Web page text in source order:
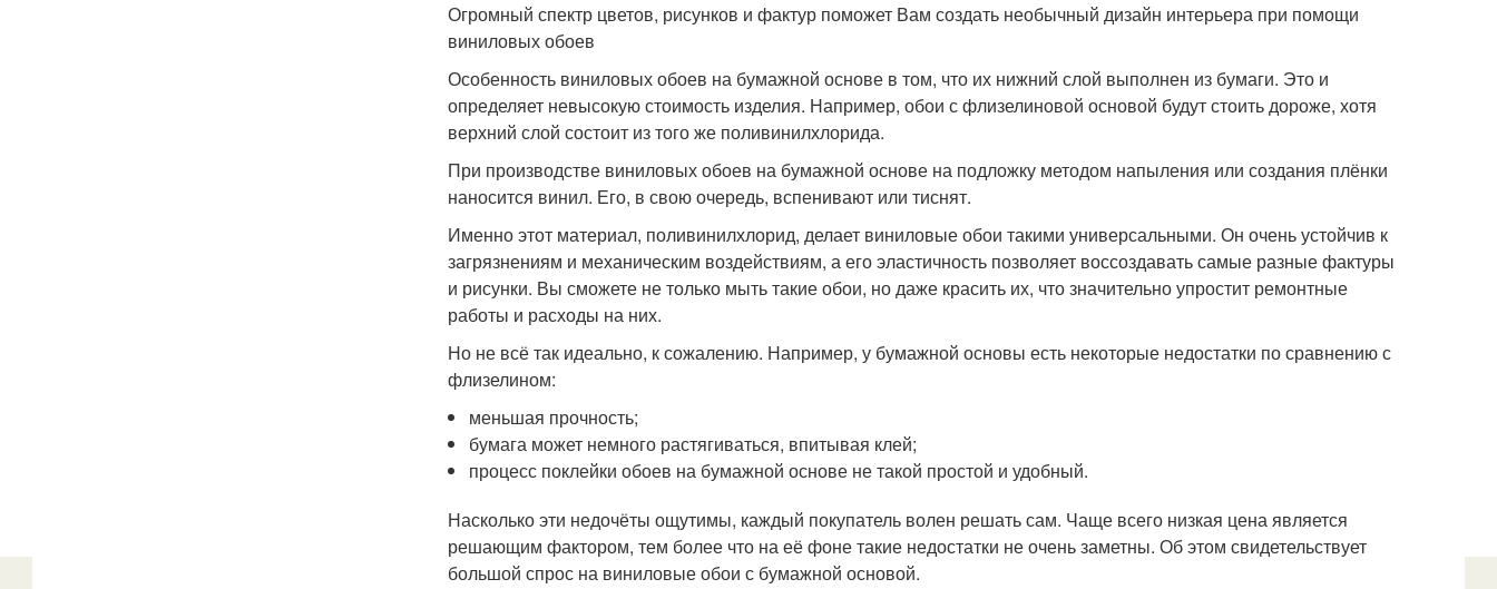
Огромный спектр цветов, рисунков и фактур поможет Вам создать необычный дизайн интерьера при помощи
виниловых обоев
Особенность виниловых обоев на бумажной основе в том, что их нижний слой выполнен из бумаги. Это и
определяет невысокую стоимость изделия. Например, обои с флизелиновой основой будут стоить дороже, хотя
верхний слой состоит из того же поливинилхлорида.
При производстве виниловых обоев на бумажной основе на подложку методом напыления или создания плёнки
наносится винил. Его, в свою очередь, вспенивают или тиснят.
Именно этот материал, поливинилхлорид, делает виниловые обои такими универсальными. Он очень устойчив к
загрязнениям и механическим воздействиям, а его эластичность позволяет воссоздавать самые разные фактуры
и рисунки. Вы сможете не только мыть такие обои, но даже красить их, что значительно упростит ремонтные
работы и расходы на них.
Но не всё так идеально, к сожалению. Например, у бумажной основы есть некоторые недостатки по сравнению с
флизелином:
меньшая прочность;
бумага может немного растягиваться, впитывая клей;
процесс поклейки обоев на бумажной основе не такой простой и удобный.
Насколько эти недочёты ощутимы, каждый покупатель волен решать сам. Чаще всего низкая цена является
решающим фактором, тем более что на её фоне такие недостатки не очень заметны. Об этом свидетельствует
большой спрос на виниловые обои с бумажной основой.